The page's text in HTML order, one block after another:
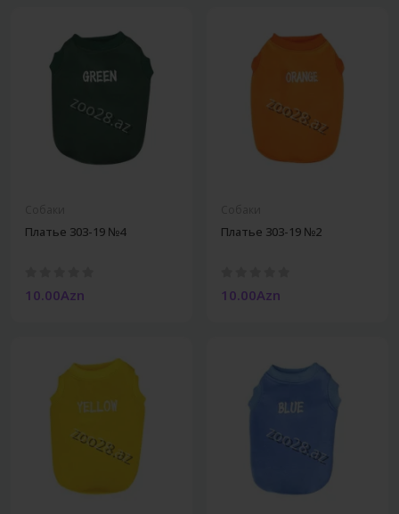
Платье 303-19 №4
10.00Azn
Платье 303-19 №2
10.00Azn